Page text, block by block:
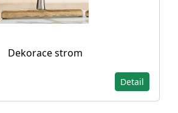
Dekorace strom
Detail